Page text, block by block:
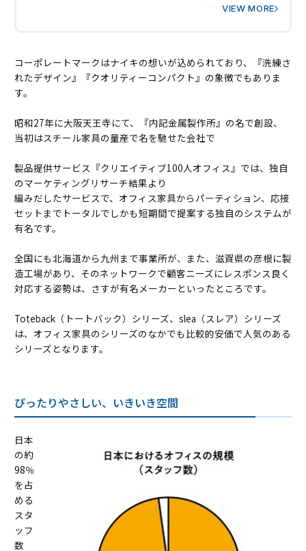
VIEW MORE
コーポレートマークはナイキの想いが込められており、『洗練さ
れたデザイン』『クオリティーコンパクト』の象徴でもありま
す。
昭和27年に大阪天王寺にて、『内記金属製作所』の名で創設、
当初はスチール家具の量産で名を馳せた会社で
製品提供サービス『クリエイティブ100人オフィス』では、独自
のマーケティングリサーチ結果より
編みだしたサービスで、オフィス家具からパーティション、応接
セットまでトータルでしかも短期間で提案する独自のシステムが
有名です。
全国にも北海道から九州まで事業所が、また、滋賀県の彦根に製
造工場があり、そのネットワークで顧客ニーズにレスポンス良く
対応する姿勢は、さすが有名メーカーといったところです。
Toteback（トートバック）シリーズ、slea（スレア）シリーズ
は、オフィス家具のシリーズのなかでも比較的安価で人気のある
シリーズとなります。
ぴったりやさしい、いきいき空間
日本
の約
98％
を占
める
スタ
ッフ
数